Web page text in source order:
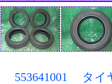
553641001 タイ